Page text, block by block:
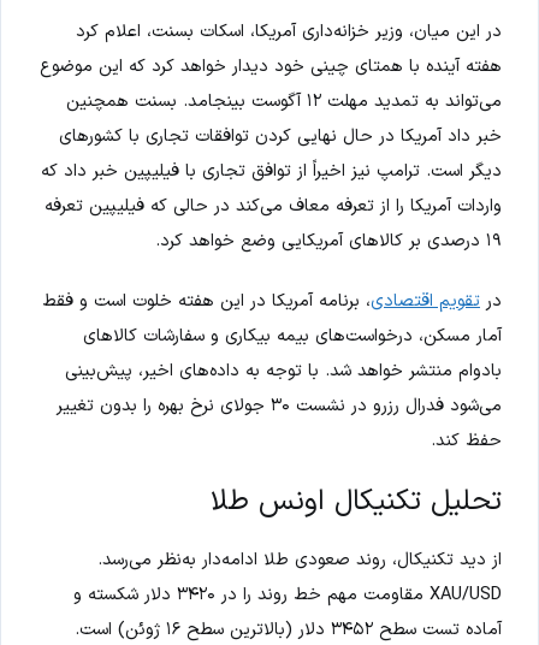
در این میان، وزیر خزانه‌داری آمریکا، اسکات بسنت، اعلام کرد
هفته آینده با همتای چینی خود دیدار خواهد کرد که این موضوع
می‌تواند به تمدید مهلت ۱۲ آگوست بینجامد. بسنت همچنین
خبر داد آمریکا در حال نهایی کردن توافقات تجاری با کشورهای
دیگر است. ترامپ نیز اخیراً از توافق تجاری با فیلیپین خبر داد که
واردات آمریکا را از تعرفه معاف می‌کند در حالی که فیلیپین تعرفه
۱۹ درصدی بر کالاهای آمریکایی وضع خواهد کرد.
در تقویم اقتصادی، برنامه آمریکا در این هفته خلوت است و فقط
آمار مسکن، درخواست‌های بیمه بیکاری و سفارشات کالاهای
بادوام منتشر خواهد شد. با توجه به داده‌های اخیر، پیش‌بینی
می‌شود فدرال رزرو در نشست ۳۰ جولای نرخ بهره را بدون تغییر
حفظ کند.
تحلیل تکنیکال اونس طلا
از دید تکنیکال، روند صعودی طلا ادامه‌دار به‌نظر می‌رسد.
XAU/USD مقاومت مهم خط روند را در ۳۴۲۰ دلار شکسته و
آماده تست سطح ۳۴۵۲ دلار (بالاترین سطح ۱۶ ژوئن) است.